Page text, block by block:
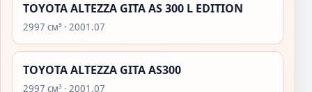
TOYOTA ALTEZZA GITA AS 300 L EDITION
2997 см³ · 2001.07
TOYOTA ALTEZZA GITA AS300
2997 см³ · 2001.07